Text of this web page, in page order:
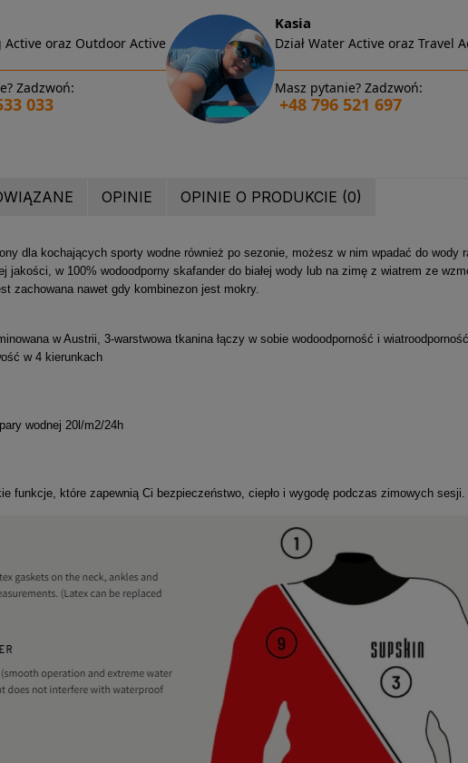
Active oraz Outdoor Active
Zadzwoń:
033
Kasia
Dział Water Active oraz Travel
Masz pytanie? Zadzwoń:
+48 796 521 697
OPINIE OPINIE O PRODUKCIE (0)
dla kochających sporty wodne również po sezonie, możesz w nim wpadać do wody
jakości, w100% wodoodporny skafander do białej wody lub na zimę z wiatrem ze
zachowana nawet gdy kombinezon jest mokry.
w Austrii, 3-warstwowa tkanina łączy w sobie wodoodporność i
w 4 kierunkach
wodnej 20l/m2/24h
funkcje, które zapewnią Ci bezpieczeństwo, ciepło i wygodę podczas zimowych sesji.